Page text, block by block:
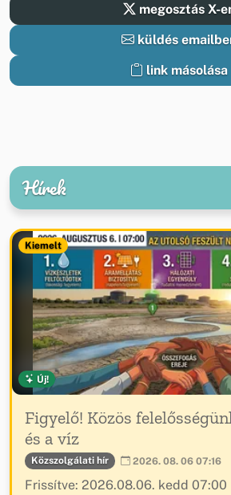
megosztás X-
küldés
link másolása
Hírek
Kiemelt
Új!
Figyelő! Közös
és a víz
Közszolgálati hír 2026. 08. 06 07:16
Frissítve: 2026.08.06. kedd 07:00